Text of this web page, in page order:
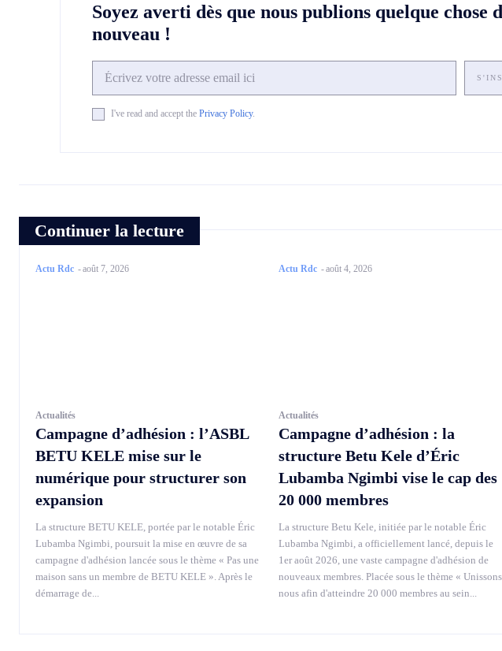
Soyez averti dès que nous publions quelque chose
nouveau !
I've read and accept the Privacy Policy.
Continuer la lecture
Actu Rdc -août 7, 2026
Actualités
Campagne d’adhésion : l’ASBL
BETU KELE mise sur le
numérique pour structurer son
expansion
La structure BETU KELE, portée par le notable Éric
Lubamba Ngimbi, poursuit la mise en œuvre de sa
campagne d'adhésion lancée sous le thème « Pas une
maison sans un membre de BETU KELE ». Après le
démarrage de...
Actu Rdc -août 4, 2026
Actualités
Campagne d’adhésion : la
structure Betu Kele d’Éric
Lubamba Ngimbi vise le cap des
20 000 membres
La structure Betu Kele, initiée par le notable Éric
Lubamba Ngimbi, a officiellement lancé, depuis le
1er août 2026, une vaste campagne d'adhésion de
nouveaux membres. Placée sous le thème «
nous afin d'atteindre 20 000 membres au sein...